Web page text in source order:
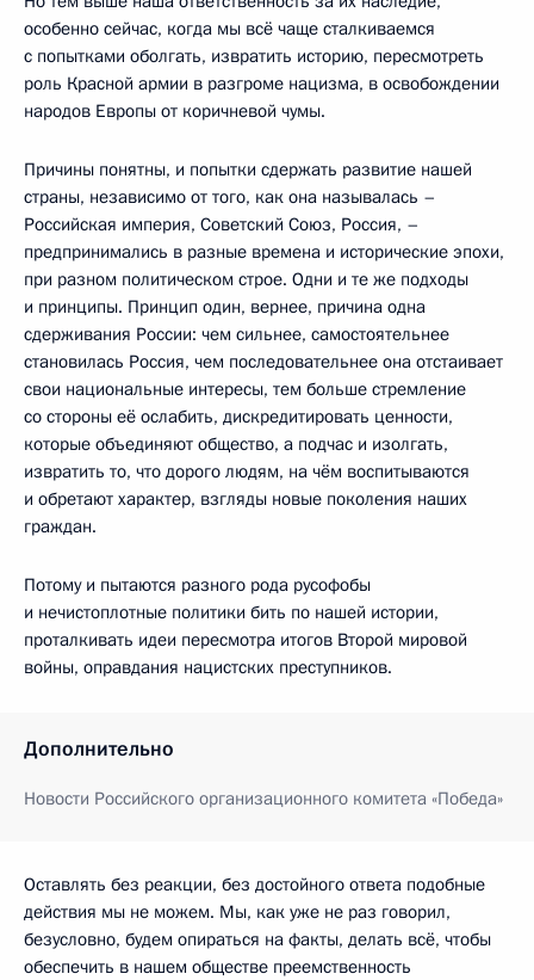
особенно сейчас, когда мы всё чаще сталкиваемся
с попытками оболгать, извратить историю, пересмотреть
роль Красной армии в разгроме нацизма, в освобождении
народов Европы от коричневой чумы.
Причины понятны, и попытки сдержать развитие нашей
страны, независимо от того, как она называлась –
Российская империя, Советский Союз, Россия, –
предпринимались в разные времена и исторические эпохи,
при разном политическом строе. Одни и те же подходы
и принципы. Принцип один, вернее, причина одна
сдерживания России: чем сильнее, самостоятельнее
становилась Россия, чем последовательнее она отстаивает
свои национальные интересы, тем больше стремление
со стороны её ослабить, дискредитировать ценности,
которые объединяют общество, а подчас и изолгать,
извратить то, что дорого людям, на чём воспитываются
и обретают характер, взгляды новые поколения наших
граждан.
Потому и пытаются разного рода русофобы
и нечистоплотные политики бить по нашей истории,
проталкивать идеи пересмотра итогов Второй мировой
войны, оправдания нацистских преступников.
Дополнительно
Новости Российского организационного комитета «Победа»
Оставлять без реакции, без достойного ответа подобные
действия мы не можем. Мы, как уже не раз говорил,
безусловно, будем опираться на факты, делать всё, чтобы
обеспечить в нашем обществе преемственность